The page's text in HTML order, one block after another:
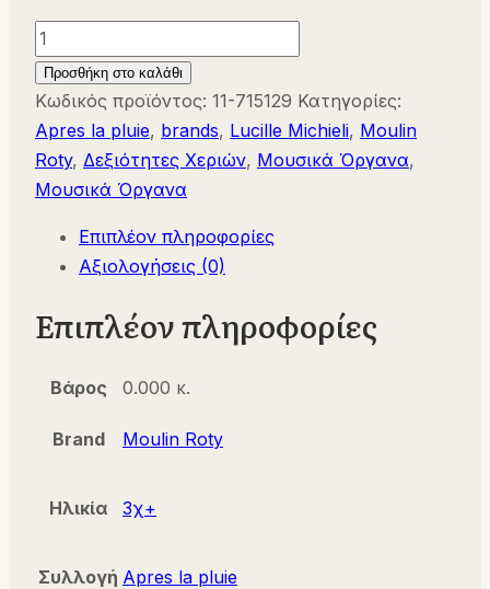
Τύμπανο
Μεταλλικό
με
Γλωσσίδια
715129
Moulin
ποσότητα
Προσθήκη στο καλάθι
Κωδικός προϊόντος: 11-715129 Κατηγορίες:
Apres la pluie, brands, Lucille Michieli, Moulin
Roty, Δεξιότητες Χεριών, Μουσικά Όργανα,
Μουσικά Όργανα
Επιπλέον πληροφορίες
Αξιολογήσεις (0)
Επιπλέον πληροφορίες
Βάρος 0.000 κ.
Brand Moulin Roty
Ηλικία 3χ+
Συλλογή Apres la pluie